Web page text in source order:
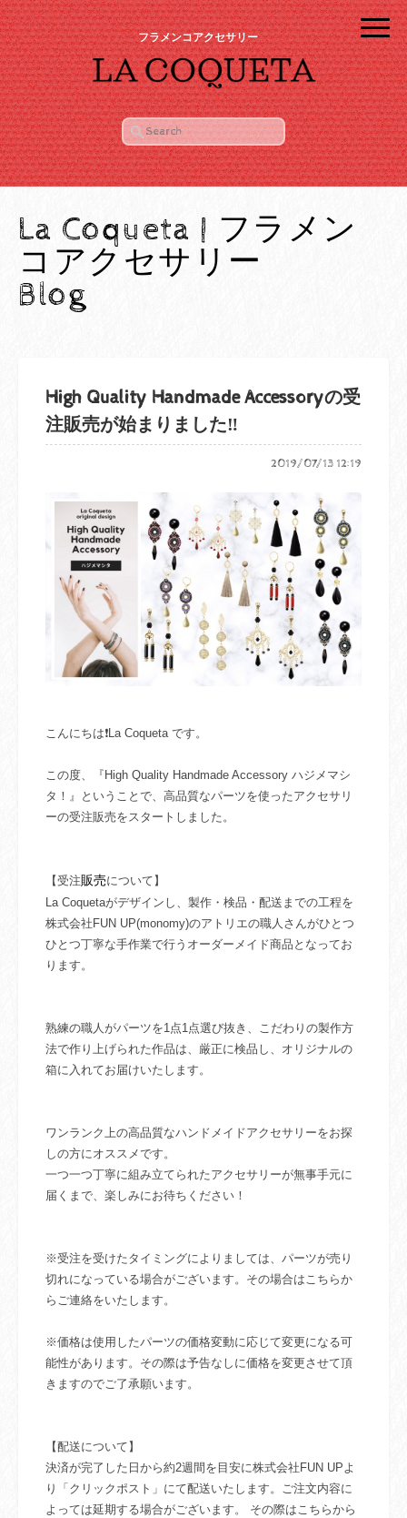
フラメンコアクセサリー
La Coqueta | フラメン
コアクセサリー
Blog
High Quality Handmade Accessoryの受
注販売が始まりました‼️
2019/07/13 12:19
こんにちは❗La Coqueta です。
この度、『High Quality Handmade Accessory ハジメマシ
タ！』ということで、高品質なパーツを使ったアクセサリ
ーの受注販売をスタートしました。
【受注販売について】
La Coquetaがデザインし、製作・検品・配送までの工程を
株式会社FUN UP(monomy)のアトリエの職人さんがひとつ
ひとつ丁寧な手作業で行うオーダーメイド商品となってお
ります。
熟練の職人がパーツを1点1点選び抜き、こだわりの製作方
法で作り上げられた作品は、厳正に検品し、オリジナルの
箱に入れてお届けいたします。
ワンランク上の高品質なハンドメイドアクセサリーをお探
しの方にオススメです。
一つ一つ丁寧に組み立てられたアクセサリーが無事手元に
届くまで、楽しみにお待ちください！
※受注を受けたタイミングによりましては、パーツが売り
切れになっている場合がございます。その場合はこちらか
らご連絡をいたします。
※価格は使用したパーツの価格変動に応じて変更になる可
能性があります。その際は予告なしに価格を変更させて頂
きますのでご了承願います。
【配送について】
決済が完了した日から約2週間を目安に株式会社FUN UPよ
り「クリックポスト」にて配送いたします。ご注文内容に
よっては延期する場合がございます。 その際はこちらから